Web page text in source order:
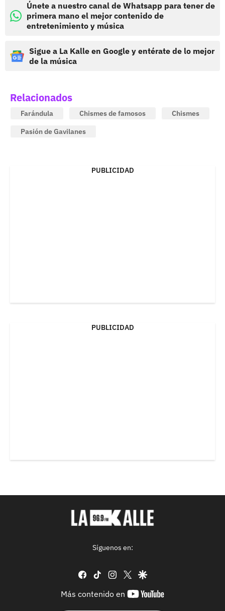
Únete a nuestro canal de Whatsapp para tener de
primera mano el mejor contenido de
entretenimiento y música
Sigue a La Kalle en Google y entérate de lo mejor
de la música
Relacionados
Farándula Chismes de famosos
Chismes
Pasión de Gavilanes
PUBLICIDAD
PUBLICIDAD
Síguenos en:
facebook
tiktok instagram
twittergoogle
Más contenido en
youtube-